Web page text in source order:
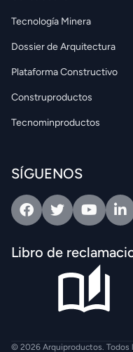
Tecnología Minera
Dossier de Arquitectura
Plataforma Constructivo
Construproductos
Tecnominproductos
SÍGUENOS
FacebookTwitterYoutube
Libro de
© 2026 Arquiproductos. Todos